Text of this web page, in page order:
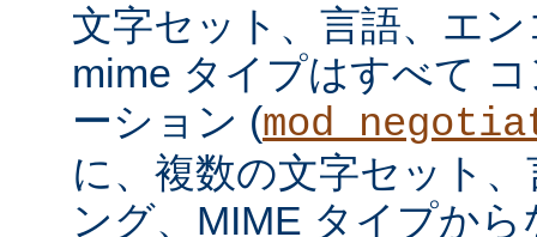
文字セット、言語、エ
mime タイプはすべて
ーション (
に、複数の文字セット
ング、MIME タイプか